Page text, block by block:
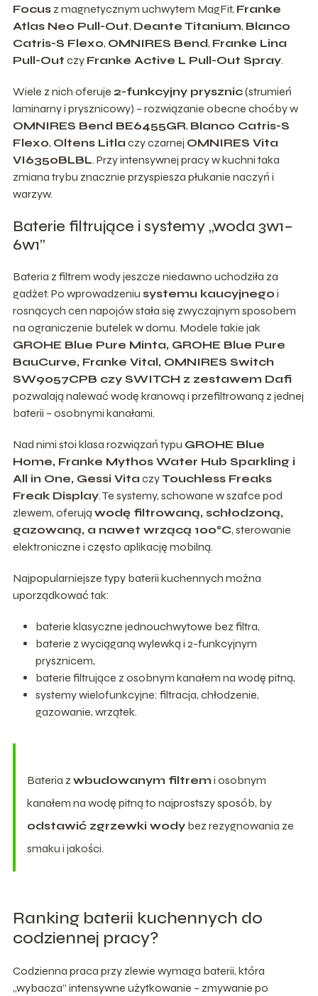
Focusz magnetycznym uchwytem MagFit, Franke
Atlas Neo Pull-Out, Deante Titanium, Blanco
Catris-S Flexo, OMNIRES Bend, Franke Lina
Pull-Out czy Franke Active L Pull-Out Spray.
Wiele z nich oferuje 2-funkcyjny prysznic(strumień
laminarny i prysznicowy) – rozwiązanie obecne choćby w
OMNIRES Bend BE6455GR, Blanco Catris-S
Flexo, Oltens Litla czy czarnej OMNIRES Vita
VI6350BLBL. Przy intensywnej pracy w kuchni taka
zmiana trybu znacznie przyspiesza płukanie naczyń i
warzyw.
Baterie filtrujące i systemy „woda 3w1–
6w1”
Bateria z filtrem wody jeszcze niedawno uchodziła za
gadżet. Po wprowadzeniu systemu kaucyjnego i
rosnących cen napojów stała się zwyczajnym sposobem
na ograniczenie butelek w domu. Modele takie jak
GROHE Blue Pure Minta, GROHE Blue Pure
BauCurve, Franke Vital, OMNIRES Switch
SW9057CPB czy SWITCH z zestawem Dafi
pozwalają nalewać wodę kranową i przefiltrowaną z jednej
baterii – osobnymi kanałami.
Nad nimi stoi klasa rozwiązań typu GROHE Blue
Home, Franke Mythos Water Hub Sparkling i
All in One, Gessi Vita czyTouchless Freaks
Freak Display. Te systemy, schowane w szafce pod
zlewem, oferują wodę filtrowaną, schłodzoną,
gazowaną, a nawet wrzącą 100°C, sterowanie
elektroniczne i często aplikację mobilną.
Najpopularniejsze typy baterii kuchennych można
uporządkować tak:
baterie klasyczne jednouchwytowe bez filtra,
baterie z wyciąganą wylewką i 2-funkcyjnym
prysznicem,
baterie filtrujące z osobnym kanałem na wodę pitną,
systemy wielofunkcyjne: filtracja, chłodzenie,
gazowanie, wrzątek.
Bateria z wbudowanym filtrem i osobnym
kanałem na wodę pitną to najprostszy sposób, by
odstawić zgrzewki wodybez rezygnowania ze
smaku i jakości.
Ranking baterii kuchennych do
codziennej pracy?
Codzienna praca przy zlewie wymaga baterii, która
„wybacza” intensywne użytkowanie – zmywanie po